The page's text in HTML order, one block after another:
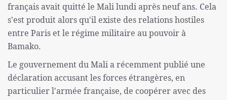
français avait quitté le Mali lundi après neuf ans. Cela
s'est produit alors qu'il existe des relations hostiles
entre Paris et le régime militaire au pouvoir à
Bamako.
Le gouvernement du Mali a récemment publié une
déclaration accusant les forces étrangères, en
particulier l'armée française, de coopérer avec des